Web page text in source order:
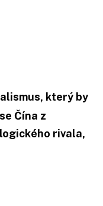
který by
Čína z
rivala,